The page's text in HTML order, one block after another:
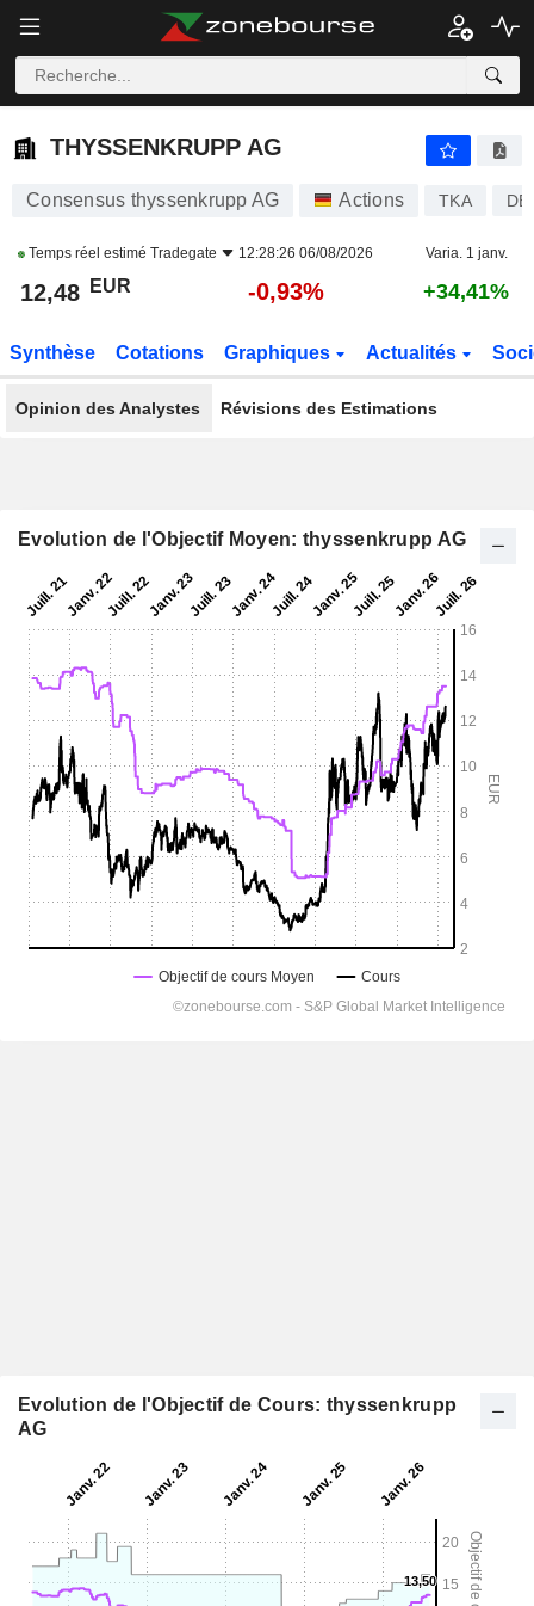
THYSSENKRUPP AG
THYSSENKRUPP AG
Consensus thyssenkrupp AG Actions TKA
Temps réel estimé Tradegate 12:28:26 06/08/2026 Varia. 1 janv.
12,48 EUR -0,93% +34,41%
Synthèse Cotations Graphiques Actualités
Opinion des Analystes Révisions des Estimations
Evolution de l'Objectif Moyen: thyssenkrupp AG
Evolution de l'Objectif de Cours: thyssenkrupp
AG